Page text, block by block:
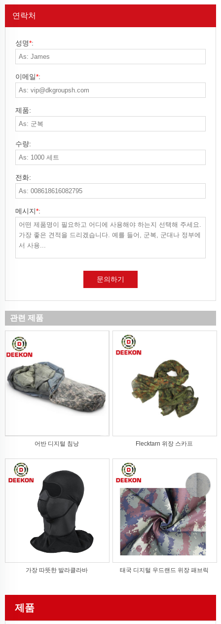
연락처
성명*:
이메일*:
제품:
수량:
전화:
메시지*:
문의하기
관련 제품
어반 디지털 침낭 Flecktarn 위장 스카프
가장 따뜻한 발라클라바 태국 디지털 우드랜드 위장 패브릭
제품